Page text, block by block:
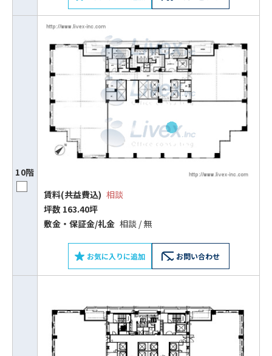
10階
賃料(共益費込) 相談
坪数 163.40坪
敷⾦‧保証⾦/礼⾦ 相談 / 無
お気に入りに追加 お問い合わせ
をお伝えいただくと
スムーズにご案内できます